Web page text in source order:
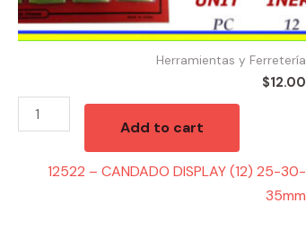
Herramientas y Ferretería
$12.00
Add to cart
12522 – CANDADO DISPLAY (12) 25-30-
35mm